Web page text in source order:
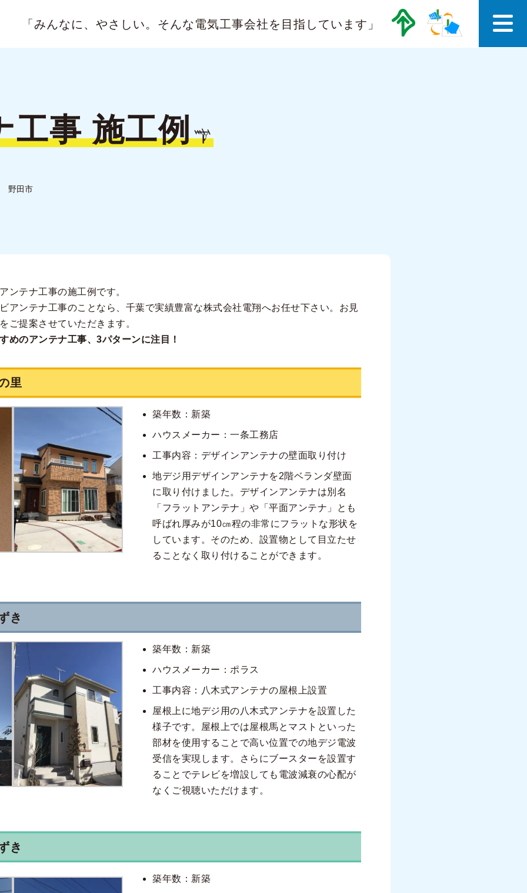
「みんなに、やさしい。 そんな電気工事会社を目指しています」
工事施工例
野田市
ンテナ工事の施工例です。
アンテナ工事のことなら、千葉で実績豊富な株式会社電翔へお任せ下さい。お見
ご提案させていただきます。
めのアンテナ工事、3パターンに注目！
里
築年数：新築
ハウスメーカー：一条工務店
工事内容：デザインアンテナの壁面取り付け
地デジ用デザインアンテナを2階ベランダ壁面
に取り付けました。デザインアンテナは別名
「フラットアンテナ」や「平面アンテナ」とも
呼ばれ厚みが10㎝程の非常にフラットな形状を
しています。そのため、設置物として目立たせ
ることなく取り付けることができます。
き
築年数：新築
ハウスメーカー：ポラス
工事内容：八木式アンテナの屋根上設置
屋根上に地デジ用の八木式アンテナを設置した
様子です。屋根上では屋根馬とマストといった
部材を使用することで高い位置での地デジ電波
受信を実現します。さらにブースターを設置す
ることでテレビを増設しても電波減衰の心配が
なくご視聴いただけます。
き
築年数：新築